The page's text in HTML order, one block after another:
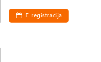
E-registracija